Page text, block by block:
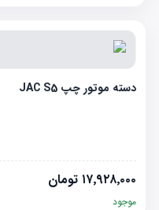
دسته موتور چپ JAC S5
۱۷٬۹۲۸٬۰۰۰ تومان
موجود